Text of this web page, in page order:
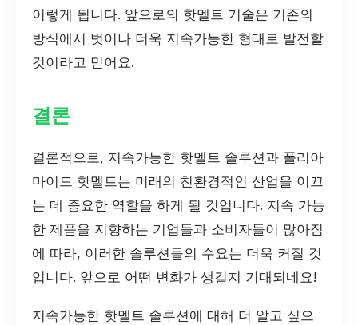
이렇게 됩니다. 앞으로의 핫멜트 기술은 기존의
방식에서 벗어나 더욱 지속가능한 형태로 발전할
것이라고 믿어요.
결론
결론적으로, 지속가능한 핫멜트 솔루션과 폴리아
마이드 핫멜트는 미래의 친환경적인 산업을 이끄
는 데 중요한 역할을 하게 될 것입니다. 지속 가능
한 제품을 지향하는 기업들과 소비자들이 많아짐
에 따라, 이러한 솔루션들의 수요는 더욱 커질 것
입니다. 앞으로 어떤 변화가 생길지 기대되네요!
지속가능한 핫멜트 솔루션에 대해 더 알고 싶으